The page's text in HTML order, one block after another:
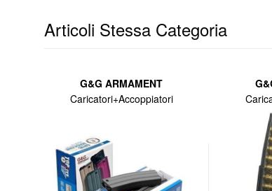
Articoli Stessa Categoria
G&G ARMAMENT
Caricatori+Accoppiatori